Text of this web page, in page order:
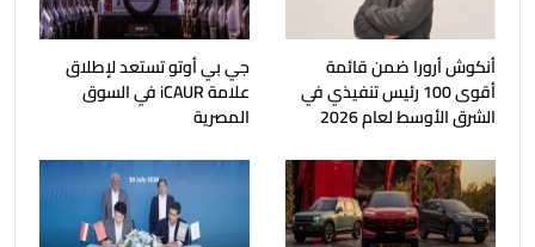
أنكوش أرورا ضمن قائمة
أقوى 100 رئيس تنفيذي في
الشرق الأوسط لعام 2026
جي بي أوتو تستعد لإطلاق
علامة iCAUR في السوق
المصرية